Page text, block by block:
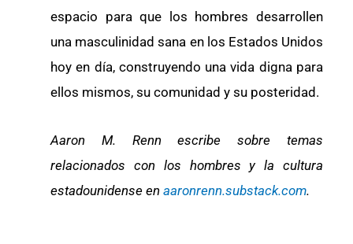
espacio para que los hombres desarrollen
una masculinidad sana en los Estados Unidos
hoy en día, construyendo una vida digna para
ellos mismos, su comunidad y su posteridad.
Aaron M. Renn escribe sobre temas
relacionados con los hombres y la cultura
estadounidense en aaronrenn.substack.com.